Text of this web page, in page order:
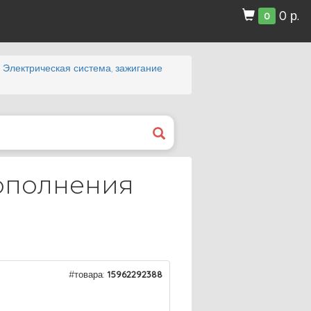
0 0 р.
Электрическая система, зажигание
#товара: 15962292388